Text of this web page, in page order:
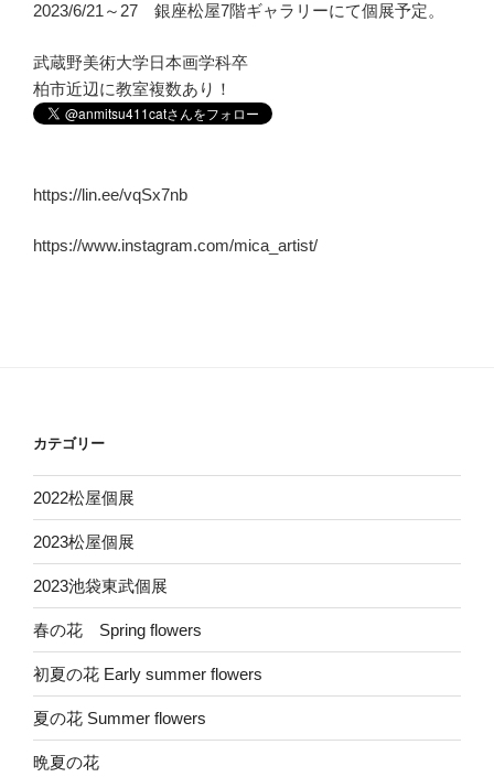
2023/6/21～27 銀座松屋7階ギャラリーにて個展予定。
武蔵野美術大学日本画学科卒
柏市近辺に教室複数あり！
https://lin.ee/vqSx7nb
https://www.instagram.com/mica_artist/
カテゴリー
2022松屋個展
2023松屋個展
2023池袋東武個展
春の花 Spring flowers
初夏の花 Early summer flowers
夏の花 Summer flowers
晩夏の花